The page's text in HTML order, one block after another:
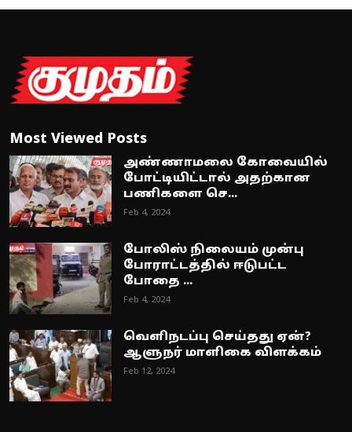
Most Viewed Posts
அண்ணாமலை கோவையில்
போட்டியிட்டால் அதற்கான
பணிகளை செ...
Feb 4, 2024
போலிஸ் நிலையம் முன்பு
போராட்டத்தில் ஈடுபட்ட
போதை ...
Feb 4, 2024
வெளிநடப்பு செய்தது ஏன்?
ஆளுநர் மாளிகை விளக்கம்
Feb 12, 2024